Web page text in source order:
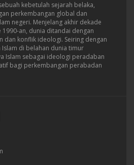
kebetulah sejarah belaka,
perkembangan global dan
negeri. Menjelang akhir dekade
an, dunia ditandai dengan
dan konflik ideologi. Seiring dengan
di belahan dunia timur
Islam sebagai ideologi peradaban
bagi perkembangan perabadan